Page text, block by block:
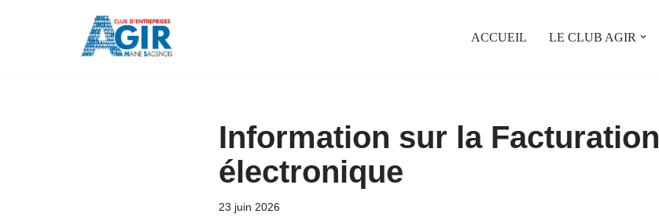
ACCUEIL LE CLUB AGIR
Information sur la Facturation
électronique
23 juin 2026